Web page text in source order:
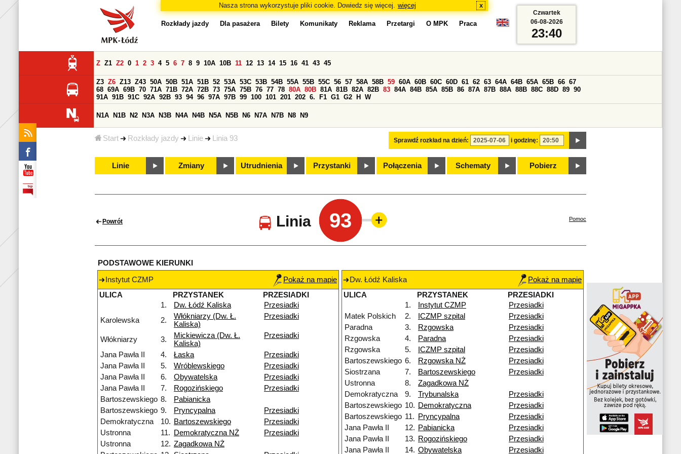
Nasza strona wykorzystuje pliki cookie. Dowiedz się więcej. więcej x
Start Rozkłady jazdy Linie Linia 93
Rozkłady jazdy Dla pasażera Bilety Komunikaty Reklama Przetargi O MPK Praca
Sprawdź rozkład na dzień: i godzinę:
Z Z1 Z2 0 1 2 3 4 5 6 7 8 9 10A 10B 11 12 13 14 15 16 41 43 45
Z3 Z6 Z13 Z43 50A 50B 51A 51B 52 53A 53C 53B 54B 55A 55B 55C 56 57 58A 58B 59 60A 60B 60C 60D 61 62 63 64A 64B 65A 65B 66 67
68 69A 69B 70 71A 71B 72A 72B 73 75A 75B 76 77 78 80A 80B 81A 81B 82A 82B 83 84A 84B 85A 85B 86 87A 87B 88A 88B 88C 88D 89 90
91A 91B 91C 92A 92B 93 94 96 97A 97B 99 100 101 201 202 6. F1 G1 G2 H W
N1A N1B N2 N3A N3B N4A N4B N5A N5B N6 N7A N7B N8 N9
Linie Zmiany Utrudnienia Przystanki Połączenia Schematy Pobierz
Czwartek
06-08-2026
23:40
Powrót Linia 93 Pomoc
PODSTAWOWE KIERUNKI
Instytut CZMP
Pokaż na mapie
ULICA
PRZYSTANEK
PRZESIADKI
1.
Dw. Łódź Kaliska
Przesiadki
Karolewska
2.
Włókniarzy (Dw. Ł.
Kaliska)
Przesiadki
Włókniarzy 3.
Mickiewicza (Dw. Ł.
Kaliska)
Przesiadki
Jana Pawła II 4. Łaska
Przesiadki
Jana Pawła II
5. Wróblewskiego
Przesiadki
Jana Pawła II
6. Obywatelska
Przesiadki
Jana Pawła II
7. Rogozińskiego
Przesiadki
Bartoszewskiego 8.
Pabianicka
Bartoszewskiego 9. Pryncypalna
Przesiadki
Demokratyczna
10. Bartoszewskiego
Przesiadki
Ustronna
11. Demokratyczna NŻ
Przesiadki
Ustronna
12. Zagadkowa NŻ
Dw. Łódź Kaliska
Pokaż na mapie
ULICA
PRZYSTANEK
PRZESIADKI
1.
Instytut CZMP
Przesiadki
Matek Polskich
2. ICZMP szpital
Przesiadki
Paradna
3. Rzgowska
Przesiadki
Rzgowska
4. Paradna
Przesiadki
Rzgowska
5. ICZMP szpital
Przesiadki
Bartoszewskiego 6. Rzgowska NŻ
Przesiadki
Siostrzana
7. Bartoszewskiego
Przesiadki
Ustronna
8.
Zagadkowa NŻ
Demokratyczna
9. Trybunalska
Przesiadki
Bartoszewskiego 10. Demokratyczna
Przesiadki
Bartoszewskiego 11. Pryncypalna
Przesiadki
Jana Pawła II
12. Pabianicka
Przesiadki
Jana Pawła II
13. Rogozińskiego
Przesiadki
Jana Pawła II
14. Obywatelska Przesiadki